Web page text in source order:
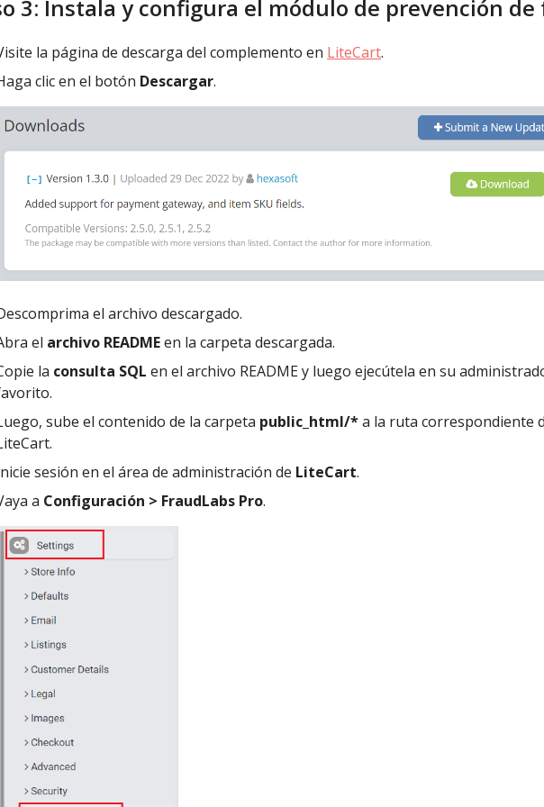
3: Instala y configura el módulo de prevención
la página de descarga del complemento en LiteCart.
clic en el botón Descargar.
el archivo descargado.
el archivo READMEen la carpeta descargada.
la consulta SQL en el archivo README y luego ejecútela en su
sube el contenido de la carpeta public_html/*a la ruta correspondiente
sesión en el área de administración de LiteCart.
a Configuración > FraudLabs Pro.